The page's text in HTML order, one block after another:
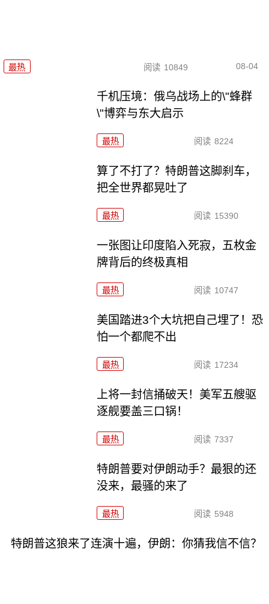
最热 阅读 10849 08-04
千机压境：俄乌战场上的\"蜂群
\"博弈与东大启示
最热 阅读 8224
算了不打了？特朗普这脚刹车，
把全世界都晃吐了
最热 阅读 15390
一张图让印度陷入死寂，五枚金
牌背后的终极真相
最热 阅读 10747
美国踏进3个大坑把自己埋了！恐
怕一个都爬不出
最热 阅读 17234
上将一封信捅破天！美军五艘驱
逐舰要盖三口锅！
最热 阅读 7337
特朗普要对伊朗动手？最狠的还
没来，最骚的来了
最热 阅读 5948
特朗普这狼来了连演十遍，伊朗：你猜我信不信？